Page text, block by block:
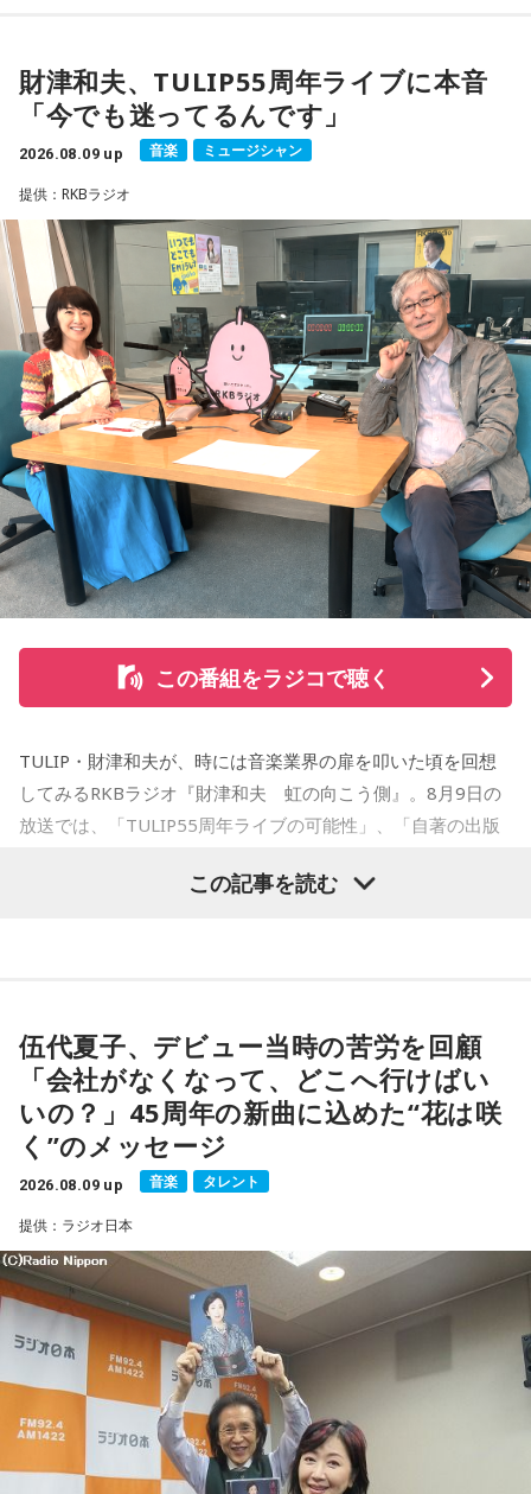
■放送日時：2026年8月16日（日） 19時～20時
■パーソナリティ：吉田尚記
■ゲスト：小山宙哉
■メールアドレス：manga@1242.com
■ハッシュタグ：#マンガのラジオ
■番組HP：https://manga-no-radio.com/
財津和夫、TULIP55周年ライブに本音
「今でも迷ってるんです」
2026.08.09 up 音楽 ミュージシャン
提供：RKBラジオ
この番組をラジコで聴く
TULIP・財津和夫が、時には音楽業界の扉を叩いた頃を回想
してみるRKBラジオ『財津和夫 虹の向こう側』。8月9日の
放送では、「TULIP55周年ライブの可能性」、「自著の出版
た古今のトピックスが盛りだくさんです。
この記事を読む
伍代夏子、デビュー当時の苦労を回顧
「会社がなくなって、どこへ行けばい
いの？」45周年の新曲に込めた“花は咲
く”のメッセージ
2026.08.09 up 音楽 タレント
提供：ラジオ日本